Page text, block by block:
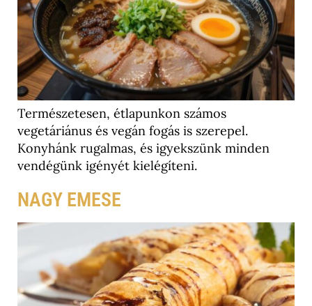
Természetesen, étlapunkon számos
vegetáriánus és vegán fogás is szerepel.
Konyhánk rugalmas, és igyekszünk minden
vendégünk igényét kielégíteni.
NAGY EMESE